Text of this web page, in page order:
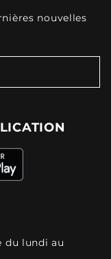
nouvelles
du lundi au